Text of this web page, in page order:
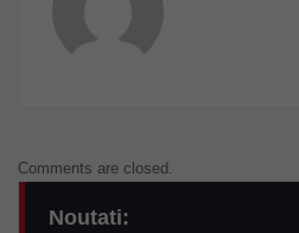
Comments are closed.
Noutati: